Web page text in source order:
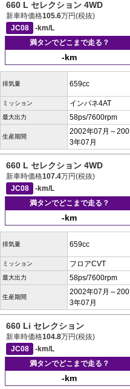
660 L セレクション 4WD
新車時価格105.6万円(税抜)
JC08
-km/L
満タンでどこまで走る？
-km
排気量 659cc
ミッション インパネ4AT
最大出力 58ps/7600rpm
生産期間
2002年07月～200
3年07月
660 L セレクション 4WD
新車時価格107.4万円(税抜)
JC08
-km/L
満タンでどこまで走る？
-km
排気量 659cc
ミッション フロアCVT
最大出力 58ps/7600rpm
生産期間
2002年07月～200
3年07月
660 Li セレクション
新車時価格104.8万円(税抜)
JC08
-km/L
満タンでどこまで走る？
-km